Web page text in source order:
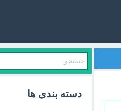
دسته بندی ها